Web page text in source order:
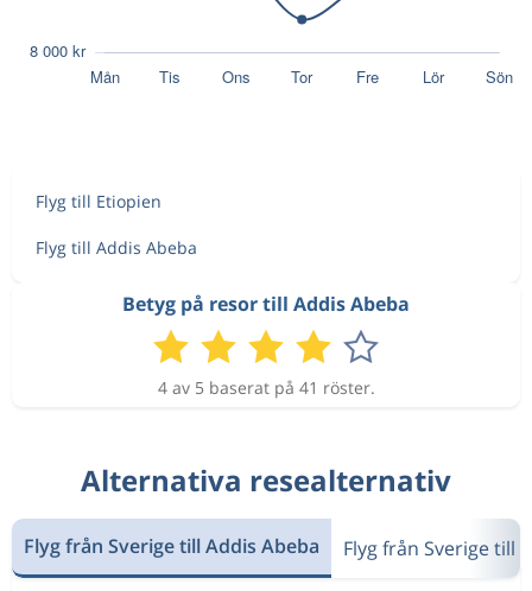
Flyg till Etiopien
Flyg till Addis Abeba
Betyg på resor till Addis Abeba
4 av 5 baserat på 41 röster.
Alternativa resealternativ
Flyg från Sverige till Addis Abeba Flyg från Sverige till